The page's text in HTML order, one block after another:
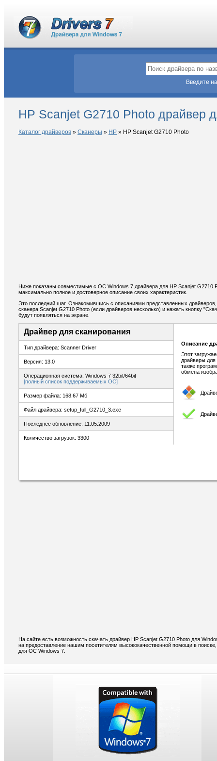
Введите
HP Scanjet G2710 Photo драйвер
Каталог драйверов » Сканеры » HP » HP Scanjet G2710 Photo
Ниже показаны совместимые с ОС Windows 7 драйвера для HP Scanjet G2710
максимально полное и достоверное описание своих характеристик.
Это последний шаг. Ознакомившись с описаниями представленных
сканера Scanjet G2710 Photo (если драйверов несколько) и нажать кнопку
будут появляться на экране.
Драйвер для сканирования
Тип драйвера: Scanner Driver
Версия: 13.0
Операционная система: Windows 7 32bit/64bit
[полный список поддерживаемых ОС]
Размер файла: 168.67 Мб
Файл драйвера: setup_full_G2710_3.exe
Последнее обновление: 11.05.2009
Количество загрузок: 3300
Описание
Этот
драйверы для
также
обмена
На сайте есть возможность скачать драйвер HP Scanjet G2710 Photo для
на предоставление нашим посетителям высококачественной помощи в
для ОС Windows 7.